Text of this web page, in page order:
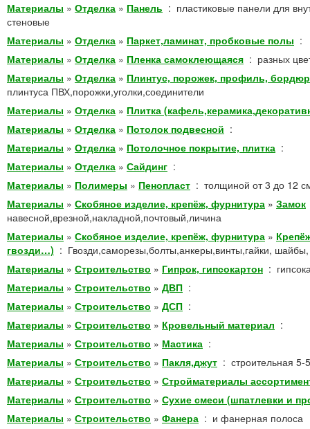
Материалы » Отделка » Панель : пластиковые панели для
стеновые
Материалы » Отделка » Паркет,ламинат, пробковые полы :
Материалы » Отделка » Пленка самоклеющаяся : разных
Материалы » Отделка » Плинтус, порожек, профиль,
плинтуса ПВХ,порожки,уголки,соединители
Материалы » Отделка » Плитка
Материалы » Отделка » Потолок подвесной :
Материалы » Отделка » Потолочное покрытие, плитка :
Материалы » Отделка » Сайдинг :
Материалы » Полимеры » Пенопласт : толщиной от 3 до 12
Материалы » Скобяное изделие, крепёж, фурнитура » Замок
навесной,врезной,накладной,почтовый,личина
Материалы » Скобяное изделие, крепёж, фурнитура »
гвозди…) : Гвозди,саморезы,болты,анкеры,винты,гайки,
Материалы » Строительство » Гипрок, гипсокартон :
Материалы » Строительство » ДВП :
Материалы » Строительство » ДСП :
Материалы » Строительство » Кровельный материал :
Материалы » Строительство » Мастика :
Материалы » Строительство » Пакля,джут : строительная 5-
Материалы » Строительство » Стройматериалы
Материалы » Строительство » Сухие смеси (шпатлевки и
Материалы » Строительство » Фанера : и фанерная полоса